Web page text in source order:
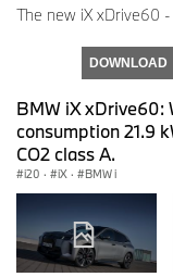
The new iX xDrive60
DOWNLOAD
BMW iX xDrive60:
consumption 21.9
CO2 class A.
i20 · iX · BMW i